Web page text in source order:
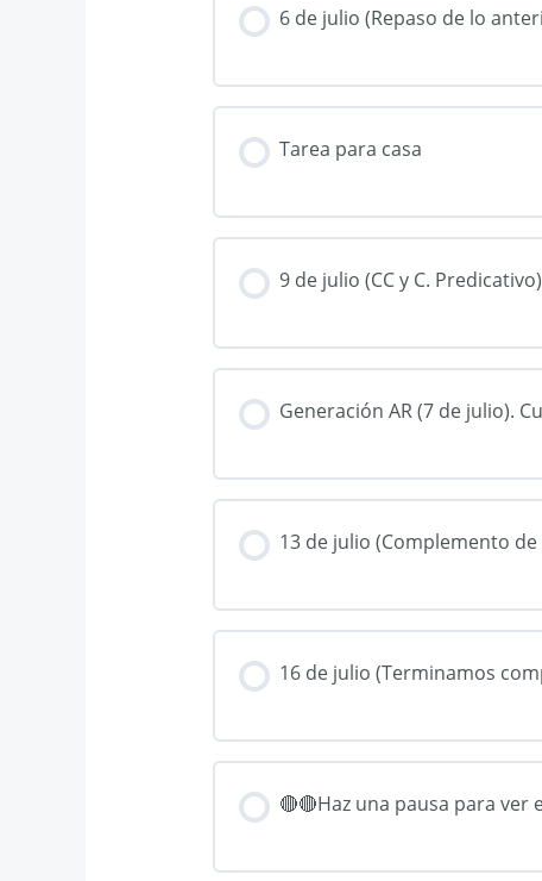
6 de julio (Repaso de lo
Tarea para casa
9 de julio (CC y C. Predicativo)
Generación AR (7 de julio).
13 de julio (Complemento de
16 de julio (Terminamos
🔴🔴Haz una pausa para ver